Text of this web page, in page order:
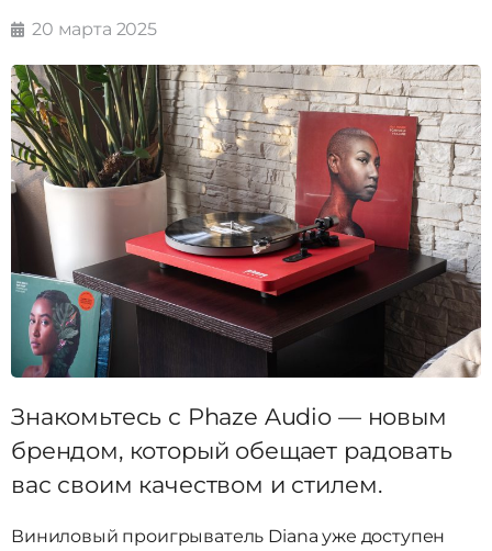
20 марта 2025
Знакомьтесь с Phaze Audio — новым
брендом, который обещает радовать
вас своим качеством и стилем.
Виниловый проигрыватель Diana уже доступен